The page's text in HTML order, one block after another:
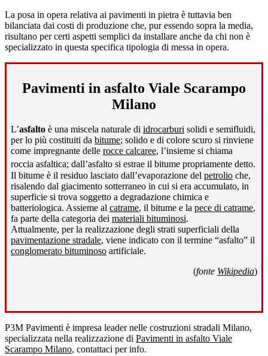
La posa in opera relativa ai pavimenti in pietra è tuttavia ben
bilanciata dai costi di produzione che, pur essendo sopra la media,
risultano per certi aspetti semplici da installare anche da chi non è
specializzato in questa specifica tipologia di messa in opera.
Pavimenti in asfalto Viale Scarampo
Milano
L’asfalto è una miscela naturale di idrocarburi solidi e semifluidi,
per lo più costituiti da bitume; solido e di colore scuro si rinviene
come impregnante delle rocce calcaree, l’insieme si chiama
roccia asfaltica; dall’asfalto si estrae il bitume propriamente detto.
Il bitume è il residuo lasciato dall’evaporazione del petrolio che,
risalendo dal giacimento sotterraneo in cui si era accumulato, in
superficie si trova soggetto a degradazione chimica e
batteriologica. Assieme al catrame, il bitume e la pece di catrame,
fa parte della categoria dei materiali bituminosi.
Attualmente, per la realizzazione degli strati superficiali della
pavimentazione stradale, viene indicato con il termine “asfalto” il
conglomerato bituminoso artificiale.
(fonte Wikipedia)
P3M Pavimenti è impresa leader nelle costruzioni stradali Milano,
specializzata nella realizzazione di Pavimenti in asfalto Viale
Scarampo Milano, contattaci per info.